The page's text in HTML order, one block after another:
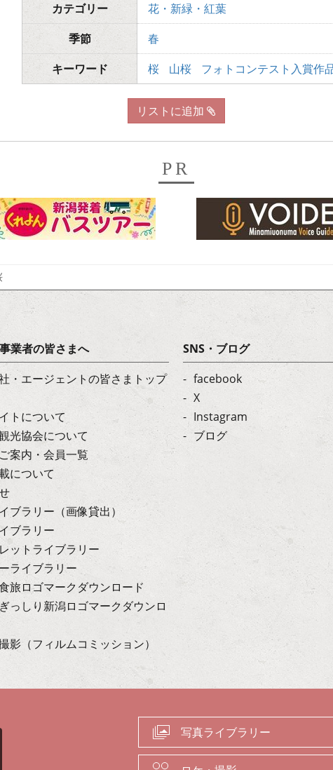
カテゴリー
花・新緑・紅葉
季節
春
キーワード
桜 山桜 フォトコンテスト入賞作
リストに追加
PR
業者の皆さまへ
・エージェントの皆さまトップ
トについて
光協会について
案内・会員一覧
について
ブラリー（画像貸出）
ブラリー
ットライブラリー
ライブラリー
旅ロゴマークダウンロード
っしり新潟ロゴマークダウンロ
影（フィルムコミッション）
SNS・ブログ
facebook
X
Instagram
ブログ
写真ライブラリー